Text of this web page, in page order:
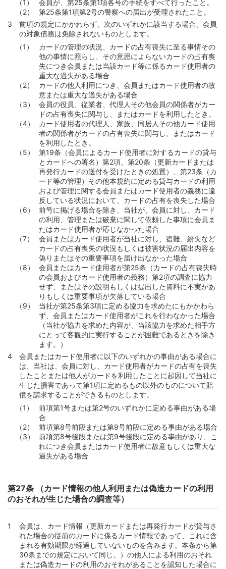
会員が、第25条第1項各号の手続をすべて行ったこと。
第25条第1項第2号の警察への届出が受理されたこと。
前項の規定にかかわらず、次のいずれかに該当する場合、会員
の対象債務は免除されないものとします。
カードの管理の状況、カードの占有喪失に至る事情その
他の事情に照らし、その意思によらないカードの占有喪
失につき会員または当該カード等に係るカード使用者の
重大な過失がある場合
カードの他人利用につき、会員またはカード使用者の故
意または重大な過失がある場合
会員の役員、従業者、代理人その他会員の関係者がカー
ドの占有喪失に関与し、またはカードを利用したとき。
カード使用者の代理人、家族、同居人その他カード使用
者の関係者がカードの占有喪失に関与し、またはカード
を利用したとき。
第19条（会員によるカード使用者に対するカードの貸与
とカードへの署名）第2項、第20条（更新カードまたは
再発行カードの送付を受けたときの処置）、第23条（カ
ード等の管理）その他本規約に定める貸与カードの利用
および管理に関する会員またはカード使用者の義務に違
反している状況において、カードの占有を喪失した場合
前号に掲げる場合を除き、当社が、会員に対し、カード
の利用、管理または破棄に関して依頼した事項に会員ま
たはカード使用者が応じなかった場合
会員またはカード使用者が当社に対し、盗難、紛失など
カードの占有喪失の状況もしくは被害状況の届出内容を
偽りまたはその重要事項を届け出なかった場合
会員またはカード使用者が第25条（カードの占有喪失時
の会員およびカード使用者の義務）第2項の調査に協力
せず、またはその説明もしくは提出した資料に不実があ
りもしくは重要事項が欠落している場合
当社が第25条第3項に定める協力を求めたにもかかわら
ず、会員またはカード使用者がこれを行わなかった場合
（当社が協力を求めた内容が、当該協力を求めた相手方
にとって客観的に実行することが困難であるときを除き
ます。）
会員またはカード使用者に以下のいずれかの事由がある場合に
は、当社は、会員に対し、カード使用者がカードの占有を喪失
したことまたは他人がカードを利用したことに起因して当社に
生じた損害であって第1項に定めるもの以外のものについて賠
償を請求することができるものとします。
前項第1号または第2号のいずれかに定める事由がある場
合
前項第8号前段または第9号前段に定める事由がある場合
前項第8号後段または第9号後段に定める事由があり、こ
れにつき会員またはカード使用者に故意もしくは重大な
過失がある場合
第27条 （カード情報の他人利用または偽造カードの利用
のおそれが生じた場合の調査等）
会員は、カード情報（更新カードまたは再発行カードが貸与さ
れた場合の従前のカードに係るカード情報であって、これに含
まれる有効期限が経過していないものを含みます。本条から第
30条までの規定において同じ。）の他人による利用のおそれ
または偽造カードの利用のおそれがあることを認知した場合に